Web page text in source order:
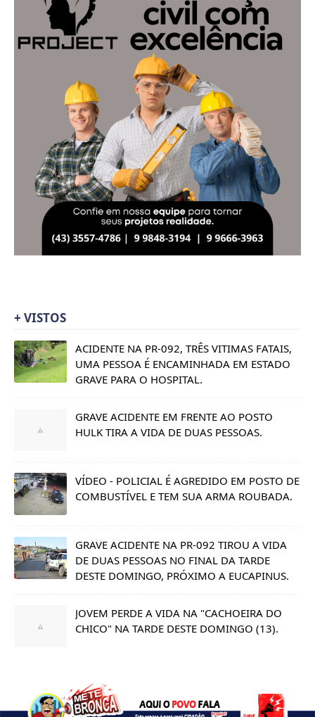
+ VISTOS
ACIDENTE NA PR-092, TRÊS VITIMAS FATAIS,
UMA PESSOA É ENCAMINHADA EM ESTADO
GRAVE PARA O HOSPITAL.
GRAVE ACIDENTE EM FRENTE AO POSTO
HULK TIRA A VIDA DE DUAS PESSOAS.
VÍDEO - POLICIAL É AGREDIDO EM POSTO DE
COMBUSTÍVEL E TEM SUA ARMA ROUBADA.
GRAVE ACIDENTE NA PR-092 TIROU A VIDA
DE DUAS PESSOAS NO FINAL DA TARDE
DESTE DOMINGO, PRÓXIMO A EUCAPINUS.
JOVEM PERDE A VIDA NA "CACHOEIRA DO
CHICO" NA TARDE DESTE DOMINGO (13).